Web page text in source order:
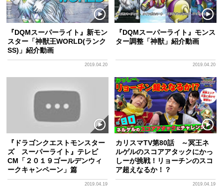
『DQMスーパーライト』新モン
スター「神獣王WORLD(ランク
SS)」紹介動画
2019.04.20
『DQMスーパーライト』モンス
ター調整「神獣」紹介動画
2019.04.20
『ドラゴンクエストモンスター
ズ スーパーライト』テレビ
CM「２０１９ゴールデンウィ
ークキャンペーン」篇
2019.04.19
カリスマTV第80話 ～冥王ネ
ルゲルのスコアアタックにかっ
しーが挑戦！リョーチンのスコ
ア超えなるか！？
2019.04.19